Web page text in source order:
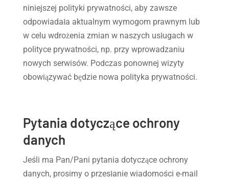
niniejszej polityki prywatności, aby zawsze
odpowiadała aktualnym wymogom prawnym lub
w celu wdrożenia zmian w naszych usługach w
polityce prywatności, np. przy wprowadzaniu
nowych serwisów. Podczas ponownej wizyty
obowiązywać będzie nowa polityka prywatności.
Pytania dotyczące ochrony
danych
Jeśli ma Pan/Pani pytania dotyczące ochrony
danych, prosimy o przesłanie wiadomości e-mail